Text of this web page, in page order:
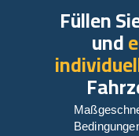
Füllen
und